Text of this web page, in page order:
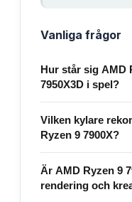
Vanliga frågor
Hur står sig AMD
7950X3D i spel?
Vilken kylare
Ryzen 9 7900X?
Är AMD Ryzen 9
rendering och